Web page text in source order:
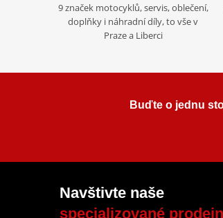
9 značek motocyklů, servis, oblečení,
doplňky i náhradní díly, to vše v
Praze a Liberci
Buďte o jednu
Navštivte naše
specializované